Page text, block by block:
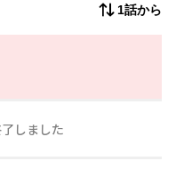
1話から
しました